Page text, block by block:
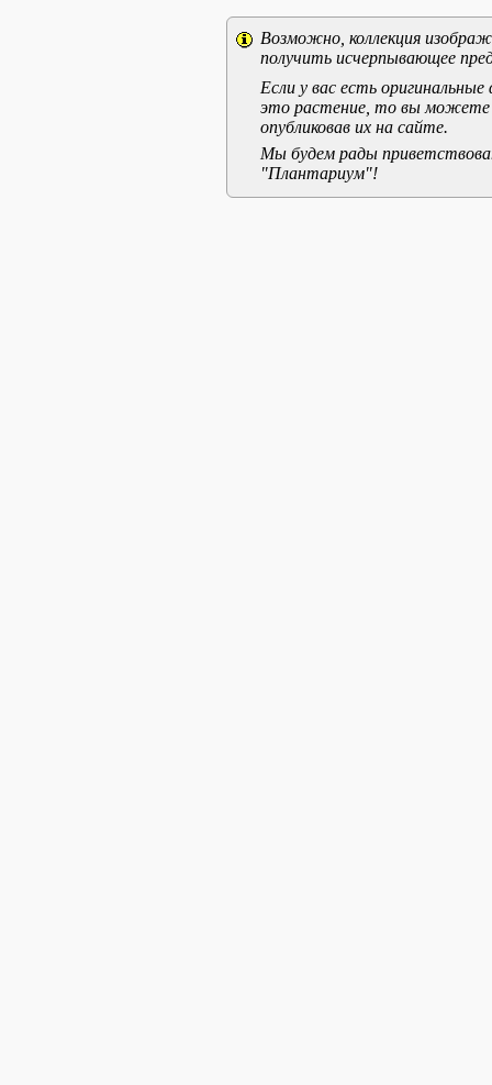
Возможно, коллекция
получить исчерпывающее
Если у вас есть
это растение, то вы можете
опубликовав их на сайте.
Мы будем рады
"Плантариум"!